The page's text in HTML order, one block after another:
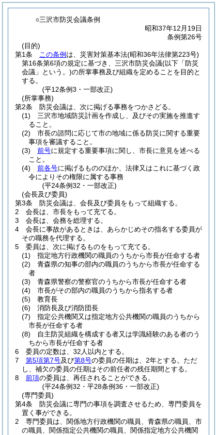
○三沢市防災会議条例
昭和37年12月19日
条例第26号
(目的)
第1条
この条例 は、災害対策基本法(昭和36年法律第223号)
第16条第6項の規定に基づき、三沢市防災会議(以下「防災
会議」という。)の所掌事務及び組織を定めることを目的と
する。
(平12条例3・一部改正)
(所掌事務)
第2条
防災会議は、次に掲げる事務をつかさどる。
(1)
三沢市地域防災計画を作成し、及びその実施を推進す
ること。
(2)
市長の諮問に応じて市の地域に係る防災に関する重要
事項を審議すること。
(3)
前号に規定する重要事項に関し、市長に意見を述べる
こと。
(4)
前各号に掲げるもののほか、法律又はこれに基づく政
令によりその権限に属する事務
(平24条例32・一部改正)
(会長及び委員)
第3条
防災会議は、会長及び委員をもって組織する。
2
会長は、市長をもって充てる。
3
会長は、会務を総理する。
4
会長に事故があるときは、あらかじめその指名する委員が
その職務を代理する。
5
委員は、次に掲げるものをもって充てる。
(1)
指定地方行政機関の職員のうちから市長が任命する者
(2)
青森県の知事の部内の職員のうちから市長が任命する
者
(3)
青森県警察の警察官のうちから市長が任命する者
(4)
市長がその部内の職員のうちから指名する者
(5)
教育長
(6)
消防長及び消防団長
(7)
指定公共機関又は指定地方公共機関の職員のうちから
市長が任命する者
(8)
自主防災組織を構成する者又は学識経験のある者のう
ちから市長が任命する者
6
委員の定数は、32人以内とする。
7
第5項第7号及び第8号の委員の任期は、2年とする。 ただ
し、補欠の委員の任期はその前任者の残任期間とする。
8
前項の委員は、再任されることができる。
(平24条例32・平28条例36・一部改正)
(専門委員)
第4条
防災会議に専門の事項を調査させるため、専門委員を
置く事ができる。
2
専門委員は、関係地方行政機関の職員、青森県の職員、市
の職員、関係指定公共機関の職員、関係指定地方公共機関